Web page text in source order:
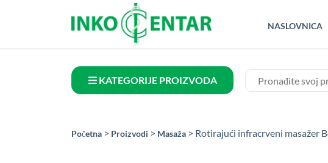
NASLOVNICA
KATEGORIJE PROIZVODA
Početna > Proizvodi > Masaža > Rotirajući infracrveni masažer